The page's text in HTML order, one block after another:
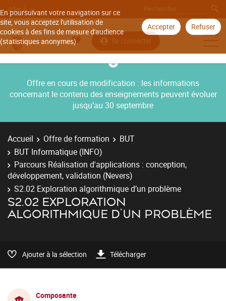
En poursuivant votre navigation sur ce
site, vous acceptez l'utilisation de
cookies à des fins de mesure d'audience
(statistiques anonymes).
Accepter Refuser
Aller à
Se connecter
Offre en cours de modification : les informations
concernant le contenu des enseignements peuvent évoluer
jusqu’au 30 septembre
Accueil Offre de formation
BUT
BUT Informatique (INFO)
Parcours Réalisation d'applications : conception,
développement, validation (Nevers)
S2.02 Exploration algorithmique d’un problème
S2.02 EXPLORATION
ALGORITHMIQUE D’UN PROBLÈME
Ajouter à la sélection Télécharger
Composante